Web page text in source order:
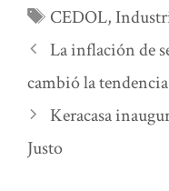
Etiquetas
CEDOL,
La inflación de
cambió la
Keracasa
Justo